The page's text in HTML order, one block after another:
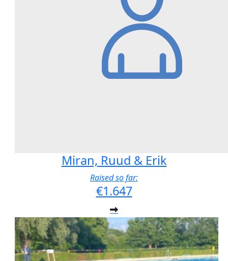
Miran, Ruud & Erik
Raised so far:
€1.647